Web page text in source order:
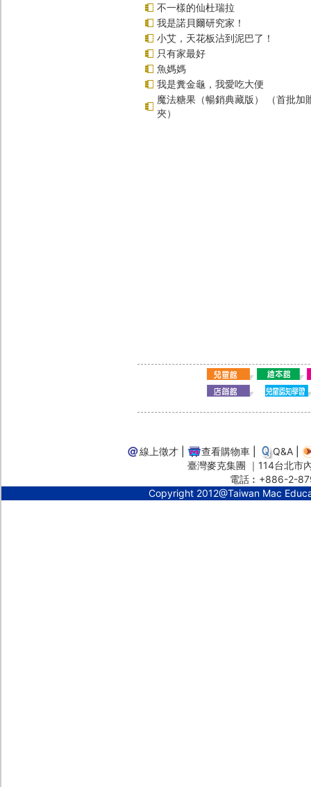
不一樣的仙杜瑞拉
我是諾貝爾研究家！
小艾，天花板沾到泥巴了！
只有家最好
魚媽媽
我是糞金龜，我愛吃大便
魔法糖果（暢銷典藏版） （首批加
夾）
線上徵才 查看購物車 Q&A
臺灣麥克集團 ｜114台北
電話︰+886-2-
Copyright 2012@Taiwan Mac